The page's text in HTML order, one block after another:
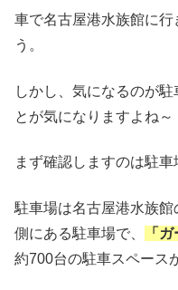
車で名古屋港水族館に
う。
しかし、気になるのが
とが気になりますよね～
まず確認しますのは駐車
駐車場は名古屋港水族
側にある駐車場で、
「
約700台の駐車スペース